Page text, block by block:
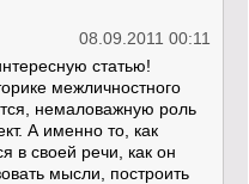
08.09.2011 00:11
статью!
межличностного
немаловажную роль
А именно то, как
в своей речи, как он
мысли, построить